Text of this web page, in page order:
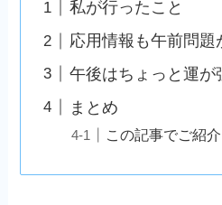
私が行ったこと
応用情報も午前問題
午後はちょっと運が
まとめ
この記事でご紹